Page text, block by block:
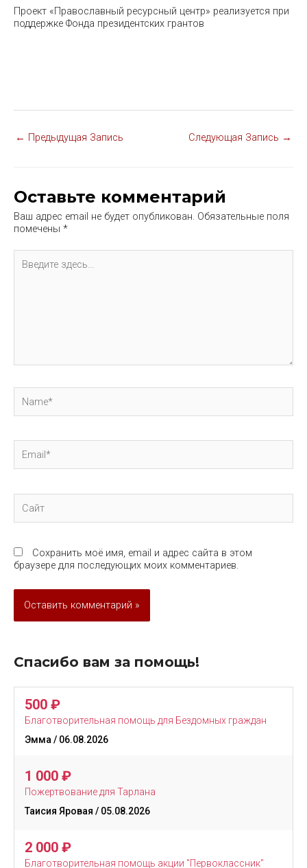
Проект «Православный ресурсный центр» реализуется при
поддержке Фонда президентских грантов
Навигация
по
← Предыдущая Запись Следующая Запись →
Оставьте комментарий
Ваш адрес email не будет опубликован. Обязательные поля
помечены *
здесь...
Сохранить моё имя, email и адрес сайта в этом
браузере для последующих моих комментариев.
Спасибо вам за помощь!
500 ₽
Благотворительная помощь для Бездомных граждан
Эмма / 06.08.2026
1 000 ₽
Пожертвование для Тарлана
Таисия Яровая / 05.08.2026
2 000 ₽
Благотворительная помощь акции "Первоклассник"